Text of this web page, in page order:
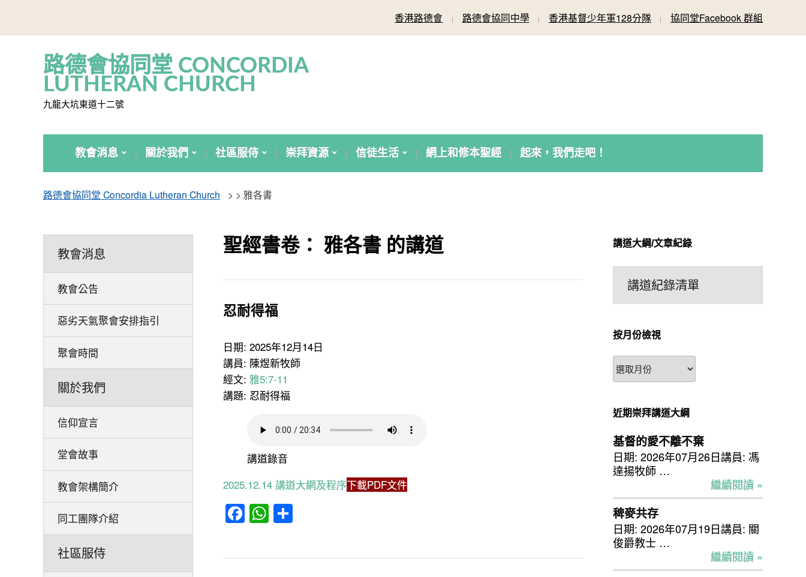
香港路德會 路德會協同中學 香港基督少年軍128分隊 協同堂Facebook 群組
路德會協同堂 CONCORDIA
LUTHERAN CHURCH
九龍大坑東道十二號
教會消息 關於我們 社區服侍 崇拜資源 信徒生活 網上和修本聖經 起來，我們走吧！
路德會協同堂 Concordia Lutheran Church > > 雅各書
教會消息
教會公告
惡劣天氣聚會安排指引
聚會時間
關於我們
信仰宣言
堂會故事
教會架構簡介
同工團隊介紹
社區服侍
聖經書卷： 雅各書 的講道
忍耐得福
日期: 2025年12月14日
講員: 陳煜新牧師
經文: 雅5:7-11
講題: 忍耐得福
講道錄音
2025.12.14 講道大網及程序下載PDF文件
Facebook
WhatsApp
講道大綱/文章紀錄
講道紀錄清單
按月份檢視
按
月
視
近期崇拜講道大綱
基督的愛不離不棄
日期: 2026年07月26日講員: 馮
達揚牧師 …
繼續閱讀 »
稗麥共存
日期: 2026年07月19日講員: 關
俊爵教士 …
繼續閱讀 »